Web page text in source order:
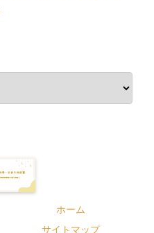
ホーム
サイトマップ